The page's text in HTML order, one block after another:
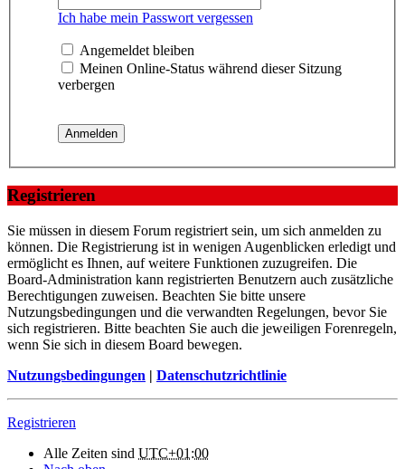
Ich habe mein Passwort vergessen
Angemeldet bleiben
Meinen Online-Status während dieser Sitzung
verbergen
Registrieren
Sie müssen in diesem Forum registriert sein, um sich anmelden zu
können. Die Registrierung ist in wenigen Augenblicken erledigt und
ermöglicht es Ihnen, auf weitere Funktionen zuzugreifen. Die
Board-Administration kann registrierten Benutzern auch zusätzliche
Berechtigungen zuweisen. Beachten Sie bitte unsere
Nutzungsbedingungen und die verwandten Regelungen, bevor Sie
sich registrieren. Bitte beachten Sie auch die jeweiligen Forenregeln,
wenn Sie sich in diesem Board bewegen.
Nutzungsbedingungen | Datenschutzrichtlinie
Registrieren
Alle Zeiten sind UTC+01:00